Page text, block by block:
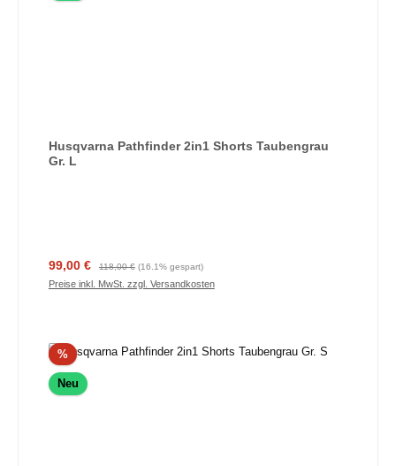
Husqvarna Pathfinder 2in1 Shorts Taubengrau
Gr. L
Verkaufspreis:
99,00 € Regulärer Preis:
118,00 € (16.1% gespart)
Preise inkl. MwSt. zzgl. Versandkosten
%Rabatt
Neu